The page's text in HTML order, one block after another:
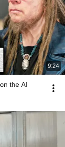
9:24
the AI